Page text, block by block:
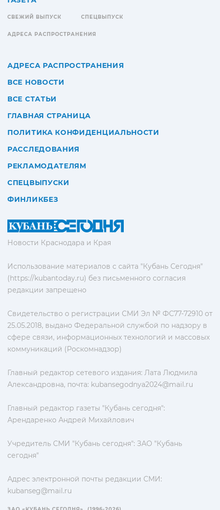
Новости Краснодара и Края
Использование материалов с сайта "Кубань Сегодня"
(https://kubantoday.ru) без письменного согласия
редакции запрещено
Свидетельство о регистрации СМИ Эл № ФС77-72910 от
25.05.2018, выдано Федеральной службой по надзору в
сфере связи, информационных технологий и массовых
коммуникаций (Роскомнадзор)
Главный редактор сетевого издания: Лата Людмила
Александровна, почта: kubansegodnya2024@mail.ru
Главный редактор газеты "Кубань сегодня":
Арендаренко Андрей Михайлович
Учредитель СМИ "Кубань сегодня": ЗАО "Кубань
сегодня"
Адрес электронной почты редакции СМИ:
kubanseg@mail.ru
СВЕЖИЙ ВЫПУСК СПЕЦВЫПУСК
АДРЕСА РАСПРОСТРАНЕНИЯ
АДРЕСА РАСПРОСТРАНЕНИЯ
ВСЕ НОВОСТИ
ВСЕ СТАТЬИ
ГЛАВНАЯ СТРАНИЦА
ПОЛИТИКА КОНФИДЕНЦИАЛЬНОСТИ
РАССЛЕДОВАНИЯ
РЕКЛАМОДАТЕЛЯМ
СПЕЦВЫПУСКИ
ФИНЛИКБЕЗ